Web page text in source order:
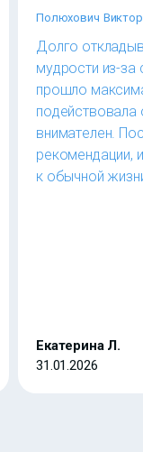
Полюхович
Долго
мудрости из-
прошло
подействовала
внимателен.
рекомендации,
к обычной
Екатерина Л.
31.01.2026